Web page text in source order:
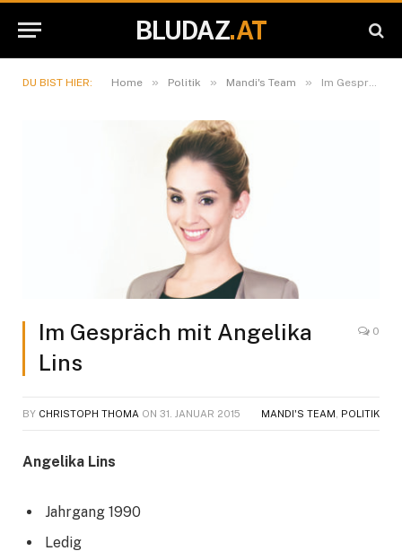
BLUDAZ.AT
DU BIST HIER: Home » Politik » Mandi's Team » Im Gespräch mit Angelika Lins
Im Gespräch mit Angelika
Lins
0
BY CHRISTOPH THOMA ON 31. JANUAR 2015 MANDI'S TEAM POLITIK
Angelika Lins
Jahrgang 1990
Ledig